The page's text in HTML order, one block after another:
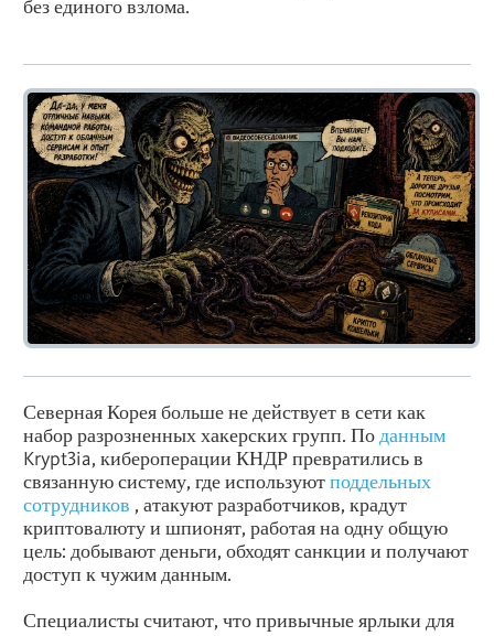
без единого взлома.
Северная Корея больше не действует в сети как
набор разрозненных хакерских групп. Поданным
Krypt3ia, кибероперации КНДР превратились в
связанную систему, где используютподдельных
сотрудников , атакуют разработчиков, крадут
криптовалюту и шпионят, работая на одну общую
цель: добывают деньги, обходят санкции и получают
доступ к чужим данным.
Специалисты считают, что привычные ярлыки для